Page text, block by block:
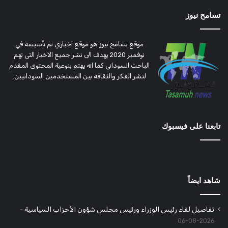
تسامح نيوز
موقع تسامح نيوز هو موقع اخباري تم تأسيسه في
نوفمبر 2020 يهدف الى نشر جميع الاخبار التى تهم
الباحث السوداني كما انه يهتم بنوعية المحتوى المقدم
لنشر الفكر والثقافه بين المستخدمين السودانيين.
تابعنا على فيسبوك
شاهد ايضاً
تفاصيل لقاء رئيس الوزراء ورئيس مجلس شؤون الأحزاب السياسية
2026-08-06